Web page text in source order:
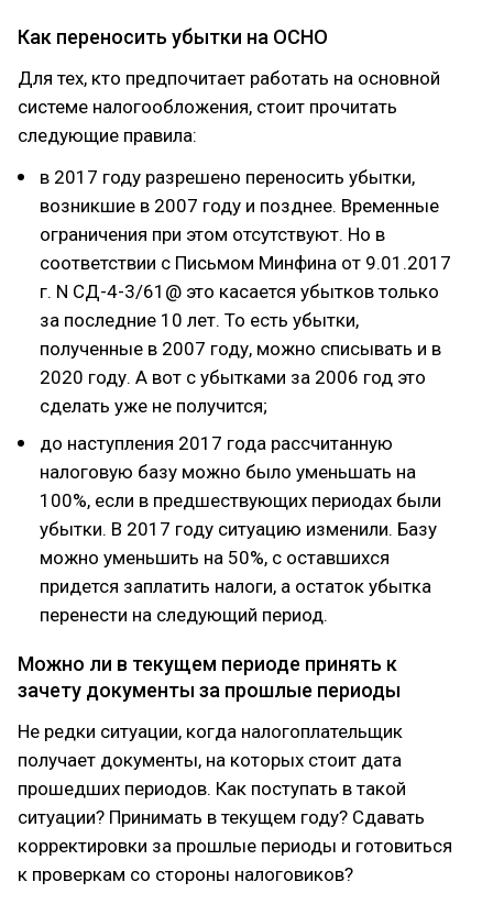
Как переносить убытки на ОСНО
Для тех, кто предпочитает работать на основной
системе налогообложения, стоит прочитать
следующие правила:
в 2017 году разрешено переносить убытки,
возникшие в 2007 году и позднее. Временные
ограничения при этом отсутствуют. Но в
соответствии с Письмом Минфина от 9.01.2017
г. N СД-4-3/61@ это касается убытков только
за последние 10 лет. То есть убытки,
полученные в 2007 году, можно списывать и в
2020 году. А вот с убытками за 2006 год это
сделать уже не получится;
до наступления 2017 года рассчитанную
налоговую базу можно было уменьшать на
100%, если в предшествующих периодах были
убытки. В 2017 году ситуацию изменили. Базу
можно уменьшить на 50%, с оставшихся
придется заплатить налоги, а остаток убытка
перенести на следующий период.
Можно ли в текущем периоде принять к
зачету документы за прошлые периоды
Не редки ситуации, когда налогоплательщик
получает документы, на которых стоит дата
прошедших периодов. Как поступать в такой
ситуации? Принимать в текущем году? Сдавать
корректировки за прошлые периоды и готовиться
к проверкам со стороны налоговиков?